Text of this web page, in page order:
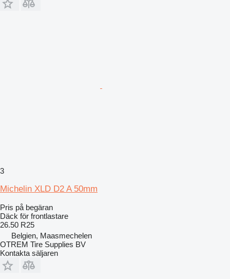
3
Michelin XLD D2 A 50mm
Pris på begäran
Däck för frontlastare
26.50 R25
Belgien, Maasmechelen
OTREM Tire Supplies BV
Kontakta säljaren